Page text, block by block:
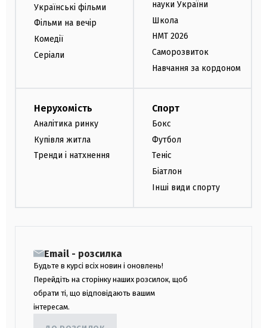
Українські фільми
Фільми на вечір
Комедії
Серіали
науки України
Школа
НМТ 2026
Саморозвиток
Навчання за кордоном
Нерухомість
Аналітика ринку
Купівля житла
Тренди і натхнення
Спорт
Бокс
Футбол
Теніс
Біатлон
Інші види спорту
Email - розсилка
Будьте в курсі всіх новин і оновлень!
Перейдіть на сторінку наших розсилок, щоб
обрати ті, що відповідають вашим
інтересам.